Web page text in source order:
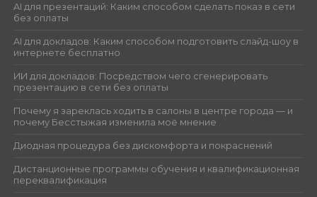
AI для презентаций: Каким способом сделать показ в сети
без оплаты
AI для докладов: Каким способом подготовить слайд-шоу в
интернете бесплатно
ИИ для докладов: Посредством чего сгенерировать
презентацию в сети без оплаты
Почему я зареклась ходить в салоны в центре города — и
почему Бесстыжая изменила моё мнение
Диодная процедура без дискомфорта и покраснений
Дистанционные программы обучения и квалификационная
переквалификация